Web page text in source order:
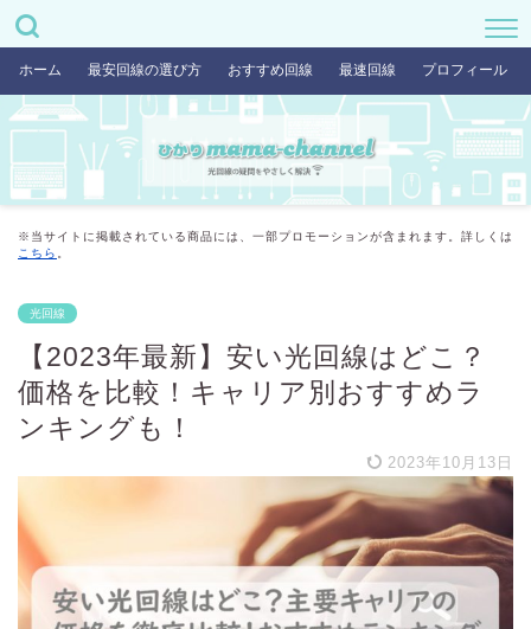
ホーム 最安回線の選び方 おすすめ回線 最速回線 プロフィール
※当サイトに掲載されている商品には、一部プロモーションが含まれます。詳しくは
こちら 。
光回線
【2023年最新】安い光回線はどこ？
価格を比較！キャリア別おすすめラ
ンキングも！
2023年10月13日